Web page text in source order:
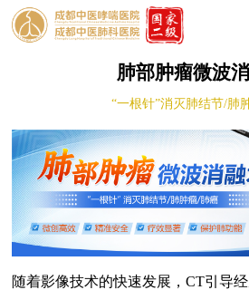
肺部肿瘤微波
“一根针”消灭肺结节/肺
随着影像技术的快速发展，CT引导